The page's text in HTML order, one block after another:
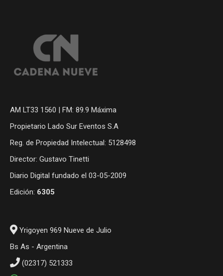
AM LT33 1560 | FM: 89.9 Máxima
Propietario Lado Sur Eventos S.A
Reg. de Propiedad Intelectual: 5128498
Director: Gustavo Tinetti
Diario Digital fundado el 03-05-2009
Edición: 6305
Yrigoyen 969 Nueve de Julio
Bs As - Argentina
(02317) 521333